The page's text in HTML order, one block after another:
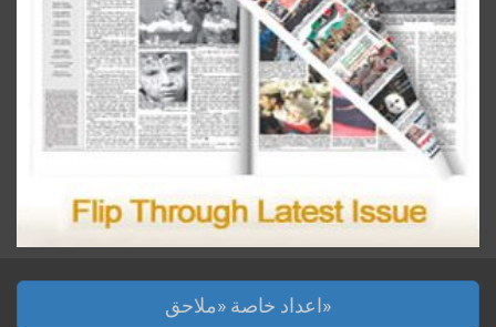
اعداد خاصة «ملاحق»